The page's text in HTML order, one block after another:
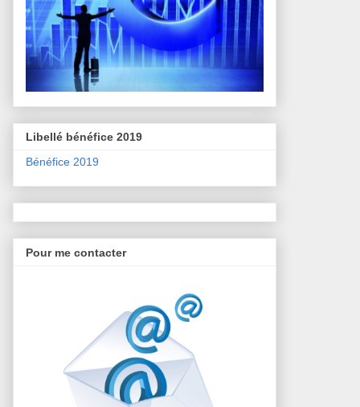
Libellé bénéfice 2019
Bénéfice 2019
Pour me contacter